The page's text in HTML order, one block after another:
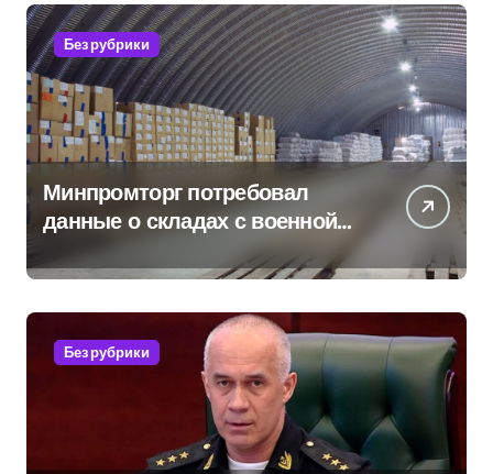
Без рубрики
Минпромторг потребовал
данные о складах с военной
продукцией: предприятия
обратились в СК
Без рубрики